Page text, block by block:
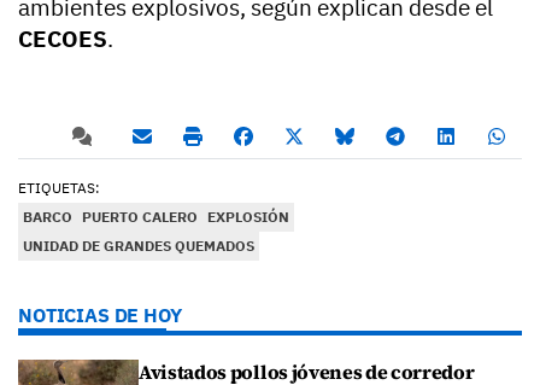
ambientes explosivos, según explican desde el
CECOES.
ETIQUETAS:
BARCO
PUERTO CALERO
EXPLOSIÓN
UNIDAD DE GRANDES QUEMADOS
NOTICIAS DE HOY
Avistados pollos jóvenes de corredor